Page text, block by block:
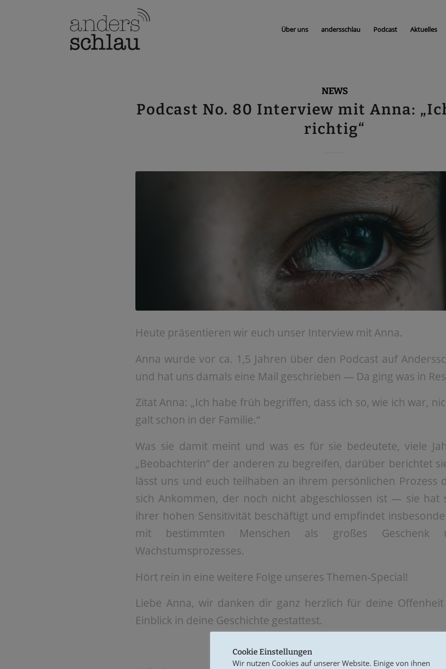
Über uns andersschlau Podcast Aktuelles
NEWS
Podcast No. 80 Interview mit Anna:
richtig“
Heute präsentieren wir euch unser Interview mit Anna.
Anna wurde vor ca. 1,5 Jahren über den Podcast auf
und hat uns damals eine Mail geschrieben — Da ging was in
Zitat Anna: „Ich habe früh begriffen, dass ich so, wie ich war,
galt schon in der Familie.“
Was sie damit meint und was es für sie bedeutete, viele
„Beobachterin“ der anderen zu begreifen, darüber berichtet
lässt uns und euch teilhaben an ihrem persönlichen Prozess
sich Ankommen, der noch nicht abgeschlossen ist — sie hat
ihrer hohen Sensitivität beschäftigt und empfindet
mit bestimmten Menschen als großes
Wachstumsprozesses.
Hört rein in eine weitere Folge unseres Themen-Special!
Liebe Anna, wir danken dir ganz herzlich für deine
Einblick in deine Geschichte gestattest.
Cookie Einstellungen
Wir nutzen Cookies auf unserer Website. Einige von ihnen